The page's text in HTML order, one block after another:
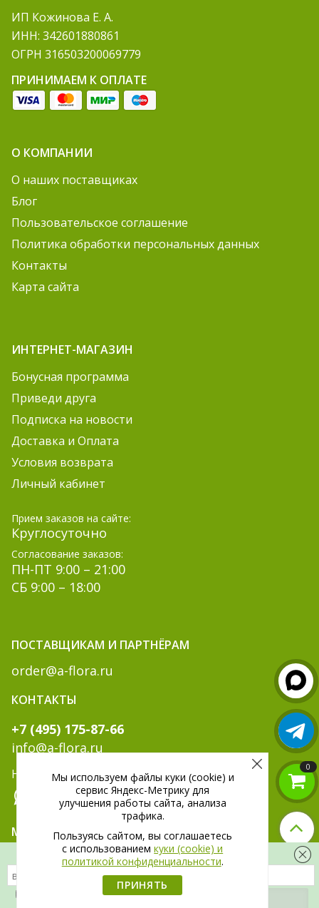
Скидка 300 рублей на первый заказ
на обработку своих
ИП Кожинова Е. А.
ИНН: 342601880861
ОГРН 316503200069779
ПРИНИМАЕМ К ОПЛАТЕ
О КОМПАНИИ
О наших поставщиках
Блог
Пользовательское соглашение
Политика обработки персональных данных
Контакты
Карта сайта
ИНТЕРНЕТ-МАГАЗИН
Бонусная программа
Приведи друга
Подписка на новости
Доставка и Оплата
Условия возврата
Личный кабинет
Прием заказов на сайте:
Круглосуточно
Согласование заказов:
ПН-ПТ 9:00 – 21:00
СБ 9:00 – 18:00
ПОСТАВЩИКАМ И ПАРТНЁРАМ
order@a-flora.ru
КОНТАКТЫ
+7 (495) 175-87-66
info@a-flora.ru
Написать нам:
МЫ В СОЦ. СЕТЯХ:
0
Мы используем файлы куки (cookie) и
сервис Яндекс-Метрику для
улучшения работы сайта, анализа
трафика.
Пользуясь сайтом, вы соглашаетесь
c использованиемкуки (cookie) и
политикой конфиденциальности.
ПРИНЯТЬ